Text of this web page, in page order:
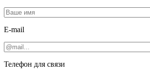
E-mail
Телефон для связи